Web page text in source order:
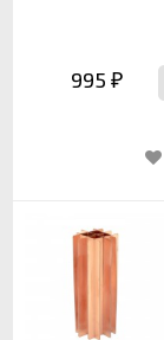
995 ₽